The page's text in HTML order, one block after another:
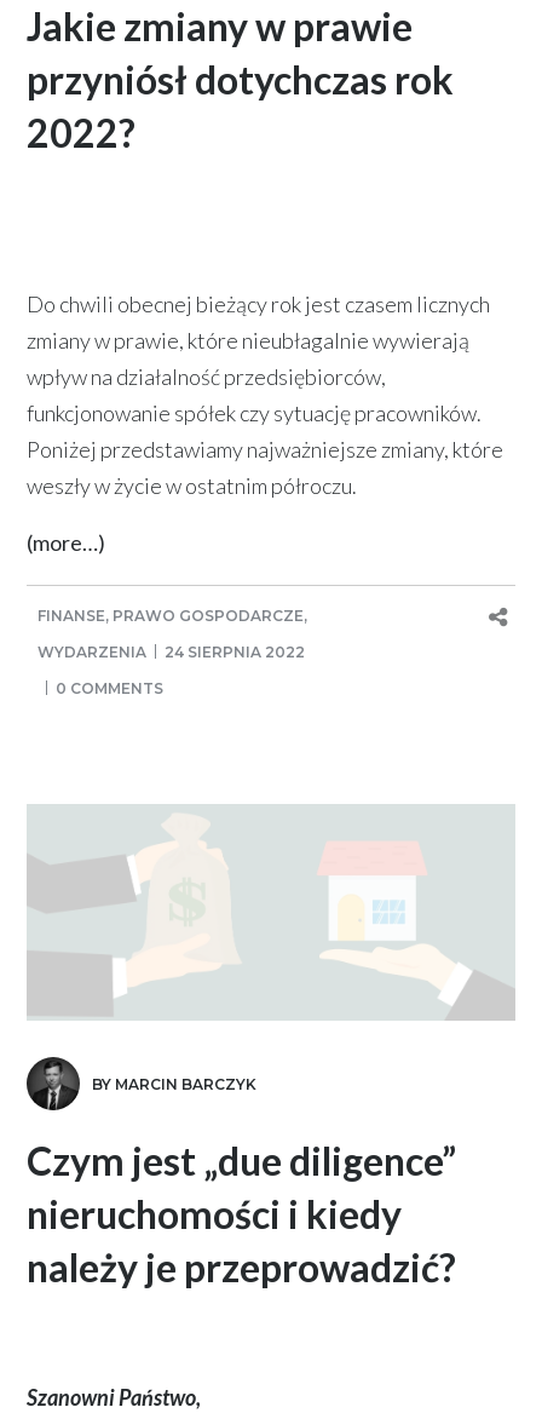
Jakie zmiany w prawie
przyniósł dotychczas rok
2022?
Do chwili obecnej bieżący rok jest czasem licznych
zmiany w prawie, które nieubłagalnie wywierają
wpływ na działalność przedsiębiorców,
funkcjonowanie spółek czy sytuację pracowników.
Poniżej przedstawiamy najważniejsze zmiany, które
weszły w życie w ostatnim półroczu.
(more…)
FINANSE, PRAWO GOSPODARCZE,
WYDARZENIA
24 SIERPNIA 2022
0 COMMENTS
BY MARCIN BARCZYK
Czym jest „due diligence”
nieruchomości i kiedy
należy je przeprowadzić?
Szanowni Państwo,